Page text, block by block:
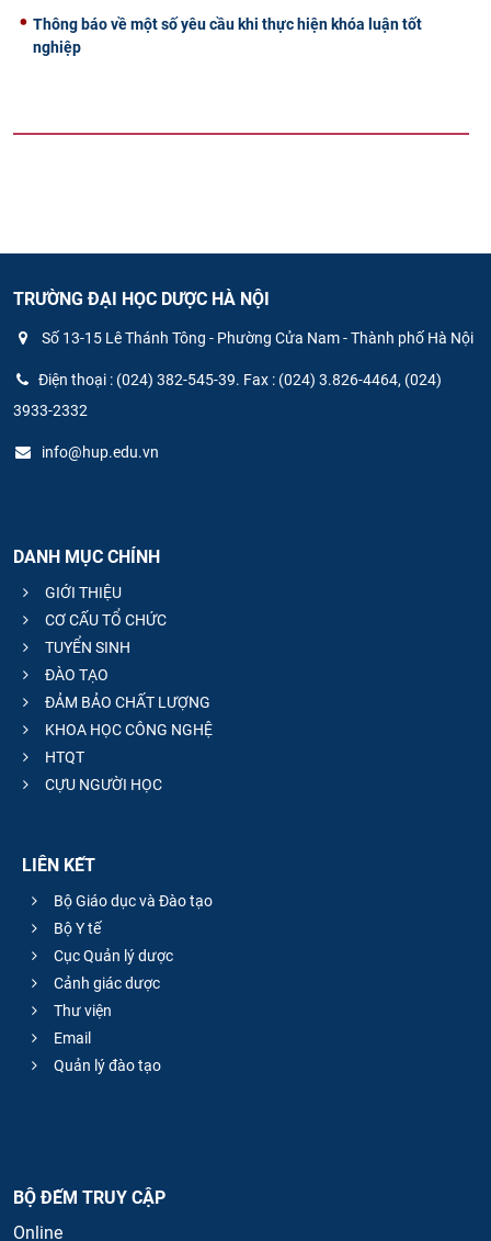
Thông báo về một số yêu cầu khi thực hiện khóa luận tốt
nghiệp
TRƯỜNG ĐẠI HỌC DƯỢC HÀ NỘI
Số 13-15 Lê Thánh Tông - Phường Cửa Nam - Thành phố Hà Nội
Điện thoại : (024) 382-545-39. Fax : (024) 3.826-4464, (024)
3933-2332
info@hup.edu.vn
DANH MỤC CHÍNH
GIỚI THIỆU
CƠ CẤU TỔ CHỨC
TUYỂN SINH
ĐÀO TẠO
ĐẢM BẢO CHẤT LƯỢNG
KHOA HỌC CÔNG NGHỆ
HTQT
CỰU NGƯỜI HỌC
LIÊN KẾT
Bộ Giáo dục và Đào tạo
Bộ Y tế
Cục Quản lý dược
Cảnh giác dược
Thư viện
Email
Quản lý đào tạo
BỘ ĐẾM TRUY CẬP
Online